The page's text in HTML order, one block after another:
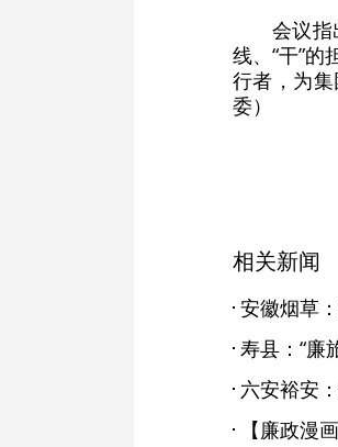
会议指
线、“干”的
行者，为
委）
相关新闻
安徽烟草
寿县：“廉
六安裕安
【廉政漫